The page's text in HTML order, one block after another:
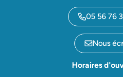
05 56 76
Nous
Horaires